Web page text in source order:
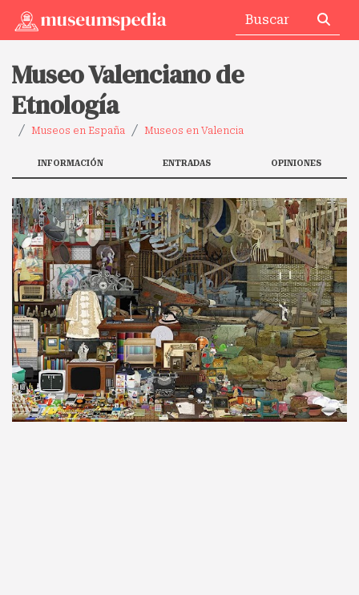
Museo Valenciano de
Etnología
Museos en España Museos en Valencia
INFORMACIÓN ENTRADAS OPINIONES